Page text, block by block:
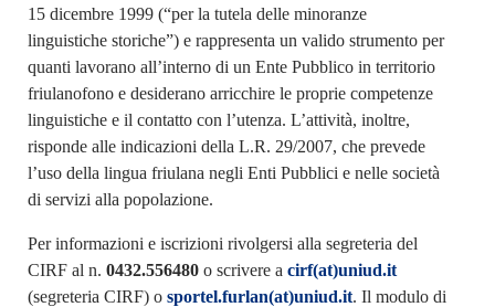
15 dicembre 1999 (“per la tutela delle minoranze
linguistiche storiche”) e rappresenta un valido strumento per
quanti lavorano all’interno di un Ente Pubblico in territorio
friulanofono e desiderano arricchire le proprie competenze
linguistiche e il contatto con l’utenza. L’attività, inoltre,
risponde alle indicazioni della L.R. 29/2007, che prevede
l’uso della lingua friulana negli Enti Pubblici e nelle società
di servizi alla popolazione.
Per informazioni e iscrizioni rivolgersi alla segreteria del
CIRF al n. 0432.556480o scrivere a cirf(at)uniud.it
(segreteria CIRF) o sportel.furlan(at)uniud.it. Il modulo di